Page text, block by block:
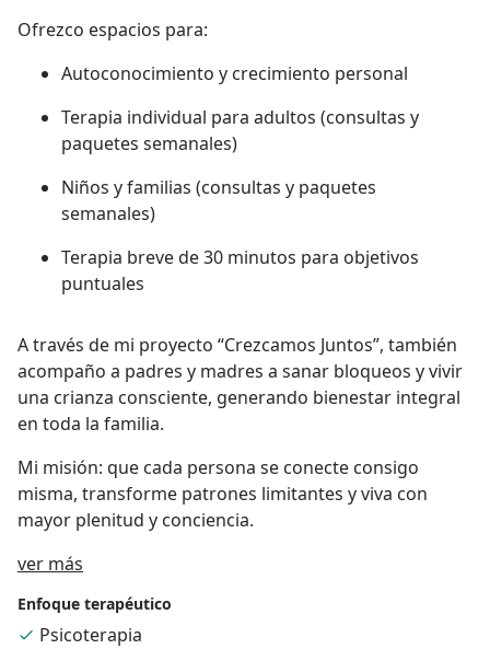
Ofrezco espacios para:
Autoconocimiento y crecimiento personal
Terapia individual para adultos (consultas y
paquetes semanales)
Niños y familias (consultas y paquetes
semanales)
Terapia breve de 30 minutos para objetivos
puntuales
A través de mi proyecto “Crezcamos Juntos”, también
acompaño a padres y madres a sanar bloqueos y vivir
una crianza consciente, generando bienestar integral
en toda la familia.
Mi misión: que cada persona se conecte consigo
misma, transforme patrones limitantes y viva con
mayor plenitud y conciencia.
ver más
Enfoque terapéutico
Psicoterapia